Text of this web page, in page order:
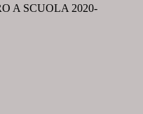
A SCUOLA 2020-